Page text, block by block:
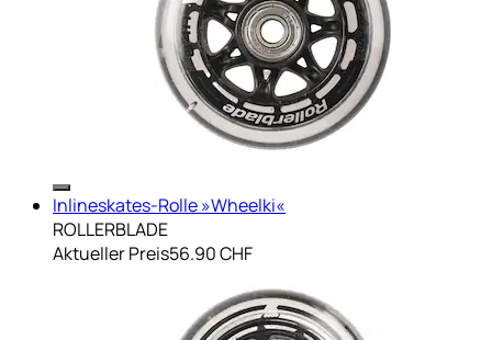
Inlineskates-Rolle »Wheelki«
ROLLERBLADE
Aktueller Preis56.90 CHF